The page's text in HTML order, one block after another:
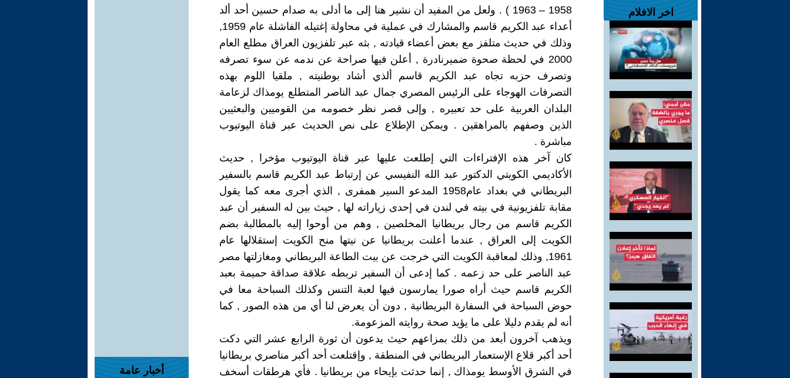
اخر الافلام
1958 – 1963 ) . ولعل من المفيد أن نشير هنا إلى ما أدلى به صدام حسين أحد ألد
أعداء عبد الكريم قاسم والمشارك في عملية في محاولة إغتيله الفاشلة عام 1959,
وذلك في حديث متلفز مع بعض أعضاء قيادته , بثه عبر تلفزيون العراق مطلع العام
2000 في لحظة صحوة ضميرنادرة , أعلن فيها صراحة عن ندمه عن سوء تصرفه
وتصرف حزبه تجاه عبد الكريم قاسم ألذي أشاد بوطنيته , ملقيا اللوم بهذه
التصرفات الهوجاء على الرئيس المصري جمال عبد الناصر المتطلع يومذاك لزعامة
البلدان العربية على حد تعبيره , وإلى قصر نظر خصومه من القوميين والبعثيين
الذين وصفهم بالمراهقين . ويمكن الإطلاع على نص الحديث عبر قناة اليوتيوب
مباشرة .
كان آخر هذه الإفتراءات التي إطلعت عليها عبر قناة اليوتيوب مؤخرا , حديث
الأكاديمي الكويتي الدكتور عبد الله النفيسي عن إرتباط عبد الكريم قاسم بالسفير
البريطاني في بغداد عام1958 المدعو السير همفرى , الذي أجرى معه كما يقول
مقابة تلفزيونية في بيته في لندن في إحدى زياراته لها , حيث بين له السفير أن عبد
الكريم قاسم من رجال بريطانيا المخلصين , وهم من أوحوا إليه بالمطالبة بضم
الكويت إلى العراق , عندما أعلنت بريطانيا عن نيتها منح الكويت إستقلالها عام
1961, وذلك لمعاقبة الكويت التي خرجت عن بيت الطاعة البريطاني ومغازلتها مصر
عبد الناصر على حد زعمه . كما إدعى أن السفير تربطه علاقة صداقة حميمة بعبد
الكريم قاسم حيث أراه صورا يمارسون فيها لعبة التنس وكذلك السباحة معا في
حوض السباحة في السفارة البريطانية , دون أن يعرض لنا أي من هذه الصور , كما
أنه لم يقدم دليلا على ما يؤيد صحة روايته المزعومة.
ويذهب آخرون أبعد من ذلك بمزاعهم حيث يدعون أن ثورة الرابع عشر التي دكت
أحد أكبر قلاع الإستعمار البريطاني في المنطقة , وإقتلعت أحد أكبر مناصري بريطانيا
في الشرق الأوسط يومذاك , إنما حدثت بإيحاء من بريطانيا . فأي هرطقات أسخف
أخبار عامة